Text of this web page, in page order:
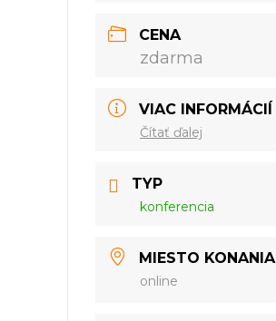
CENA
zdarma
VIAC INFORMÁCIÍ
Čítať ďalej
TYP
konferencia
MIESTO KONANIA
online